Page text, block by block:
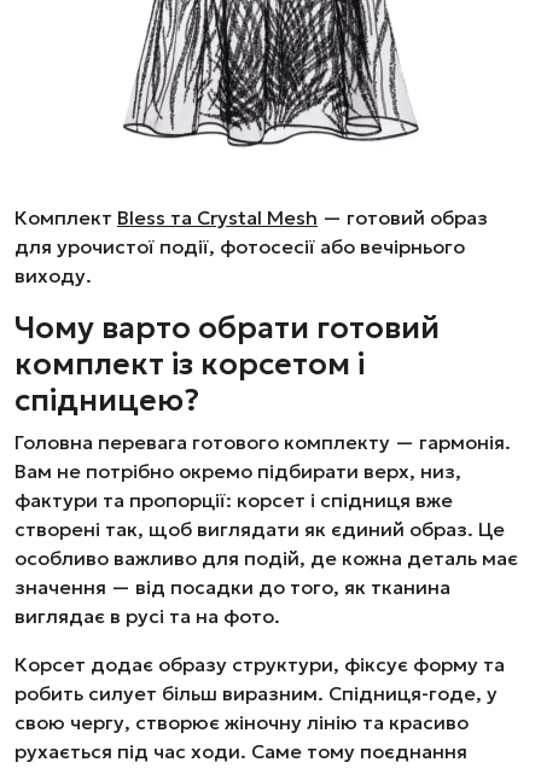
Комплект Bless та Crystal Mesh — готовий образ
для урочистої події, фотосесії або вечірнього
виходу.
Чому варто обрати готовий
комплект із корсетом і
спідницею?
Головна перевага готового комплекту — гармонія.
Вам не потрібно окремо підбирати верх, низ,
фактури та пропорції: корсет і спідниця вже
створені так, щоб виглядати як єдиний образ. Це
особливо важливо для подій, де кожна деталь має
значення — від посадки до того, як тканина
виглядає в русі та на фото.
Корсет додає образу структури, фіксує форму та
робить силует більш виразним. Спідниця-годе, у
свою чергу, створює жіночну лінію та красиво
рухається під час ходи. Саме тому поєднання